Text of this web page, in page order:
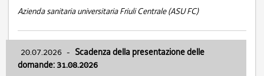
Azienda sanitaria universitaria Friuli Centrale (ASU FC)
20.07.2026 - Scadenza della presentazione delle
domande: 31.08.2026